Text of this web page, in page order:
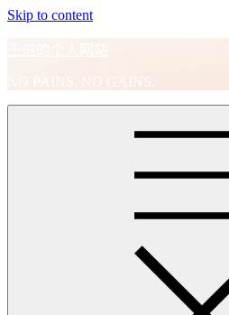
Skip to content
王进的个人网站
NO PAINS, NO GAINS.